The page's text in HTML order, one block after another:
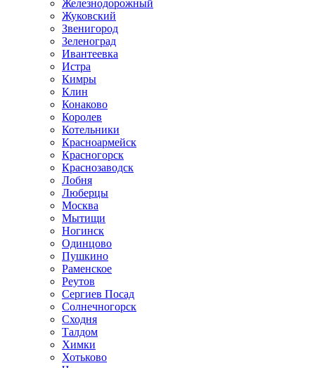
Железнодорожный
Жуковский
Звенигород
Зеленоград
Ивантеевка
Истра
Кимры
Клин
Конаково
Королев
Котельники
Красноармейск
Красногорск
Краснозаводск
Лобня
Люберцы
Москва
Мытищи
Ногинск
Одинцово
Пушкино
Раменское
Реутов
Сергиев Посад
Солнечногорск
Сходня
Талдом
Химки
Хотьково